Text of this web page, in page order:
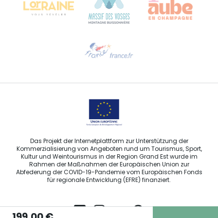
Sprechen Sie uns per E-Mail an
Das Projekt der Internetplattform zur Unterstützung der
Kommerzialisierung von Angeboten rund um Tourismus, Sport,
Kultur und Weintourismus in der Region Grand Est wurde im
Rahmen der Maßnahmen der Europäischen Union zur
Abfederung der COVID-19-Pandemie vom Europäischen Fonds
für regionale Entwicklung (EFRE) finanziert.